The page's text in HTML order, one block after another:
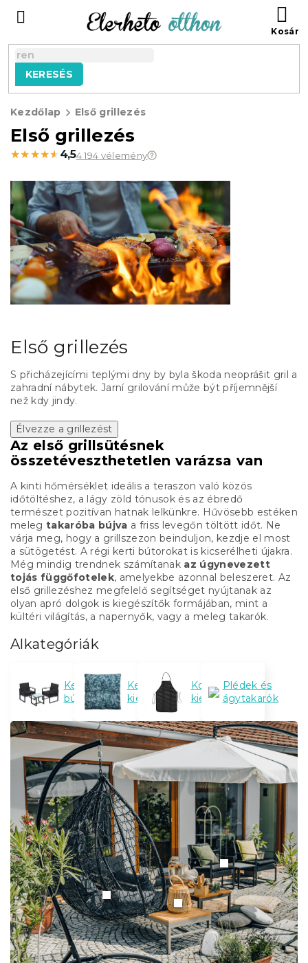
tartalomhoz
KERESÉS
Kezdőlap Első grillezés
Első grillezés
★★★★★
★★★★★ 4,54 194 vélemény
Első grillezés
S přicházejícími teplými dny by byla škoda neoprášit gril a
zahradní nábytek. Jarní grilování může být příjemnější
než kdy jindy.
Élvezze a grillezést
Az első grillsütésnek
összetéveszthetetlen varázsa van
A kinti hőmérséklet ideális a teraszon való közös
időtöltéshez, a lágy zöld tónusok és az ébredő
természet pozitívan hatnak lelkünkre. Hűvösebb estéken
meleg takaróba bújva a friss levegőn töltött időt. Ne
várja meg, hogy a grillszezon beinduljon, kezdje el most
a sütögetést. A régi kerti bútorokat is kicserélheti újakra.
Még mindig trendnek számítanak az úgynevezett
tojás függőfotelek, amelyekbe azonnal beleszeret. Az
első grillezéshez megfelelő segítséget nyújtanak az
olyan apró dolgok is kiegészítők formájában, mint a
kültéri világítás, a napernyők, vagy a meleg takarók.
Alkategóriák
Kerti
bútor
Kerti
kiegészítők
Konyhai
kiegészítők
Plédek és
ágytakarók